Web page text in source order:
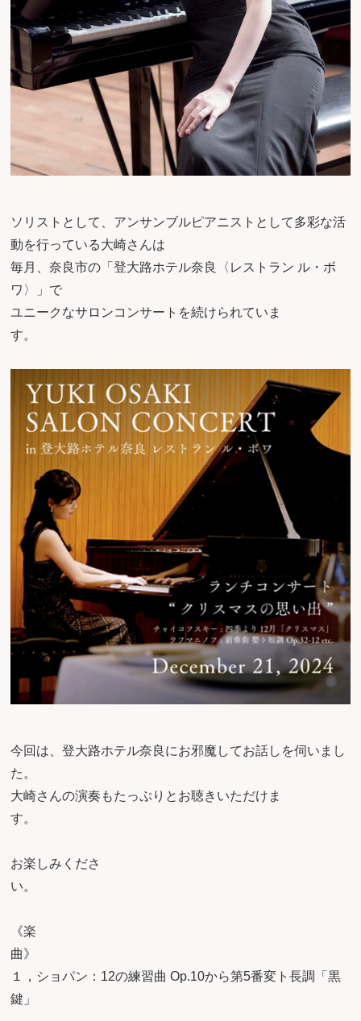
ソリストとして、アンサンブルピアニストとして多彩な活
動を行っている大崎さんは
毎月、奈良市の「登大路ホテル奈良〈レストラン ル・ボ
ワ〉」で
ユニークなサロンコンサートを続けられていま
す
今回は、登大路ホテル奈良にお邪魔してお話しを伺いまし
た。
大崎さんの演奏もたっぷりとお聴きいただけま
す
お楽しみくださ
い
《楽
１，ショパン：12の練習曲 Op.10から第5番変ト長調「黒
鍵」